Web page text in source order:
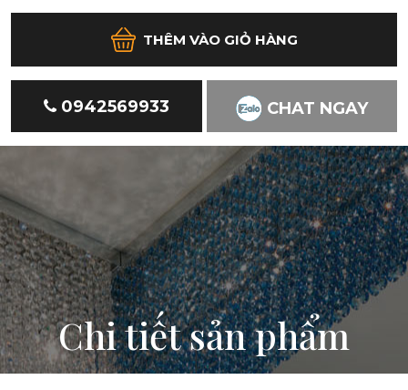
THÊM VÀO GIỎ HÀNG
0942569933 CHAT NGAY
Chi tiết sản phẩm